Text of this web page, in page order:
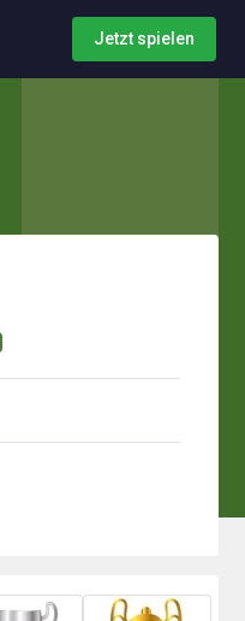
Jetzt spielen